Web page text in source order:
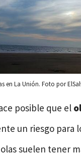
en La Unión. Foto por
posible que el
un riesgo para
suelen tener